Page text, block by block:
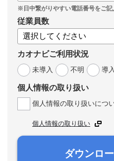
従業員数
カオナビご利用状況
未導入
不明 導
個人情報の取り扱い
個人情報の取り扱いにつ
個人情報の取り扱い
ダウンロ